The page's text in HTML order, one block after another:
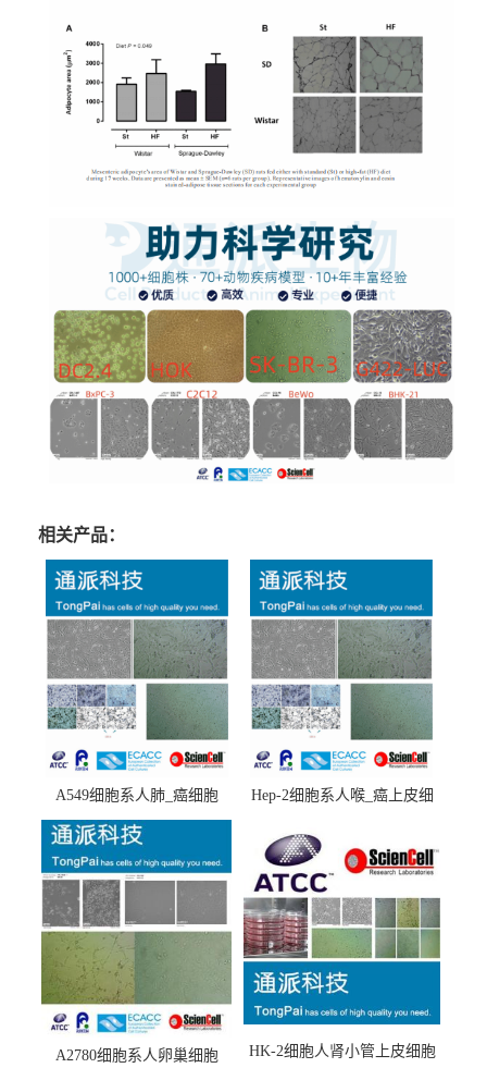
相关产品：
A549细胞系人肺_癌细胞
(A549细胞)
Hep-2细胞系人喉_癌上皮细
A2780细胞系人卵巢细胞
HK-2细胞人肾小管上皮细胞